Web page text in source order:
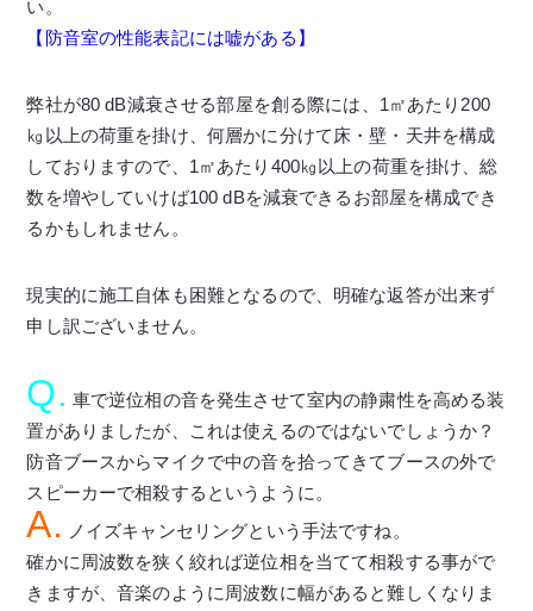
い。
【防音室の性能表記には嘘がある】
弊社が80 dB減衰させる部屋を創る際には、1㎡あたり200
㎏以上の荷重を掛け、何層かに分けて床・壁・天井を構成
しておりますので、1㎡あたり400㎏以上の荷重を掛け、総
数を増やしていけば100 dBを減衰できるお部屋を構成でき
るかもしれません。
現実的に施工自体も困難となるので、明確な返答が出来ず
申し訳ございません。
Q. 車で逆位相の音を発生させて室内の静粛性を高める装
置がありましたが、これは使えるのではないでしょうか？
防音ブースからマイクで中の音を拾ってきてブースの外で
スピーカーで相殺するというように。
A.
ノイズキャンセリングという手法ですね。
確かに周波数を狭く絞れば逆位相を当てて相殺する事がで
きますが、音楽のように周波数に幅があると難しくなりま